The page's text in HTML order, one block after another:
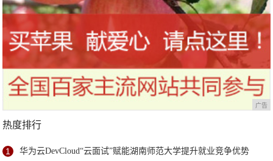
广告
热度排行
1 华为云DevCloud“云面试”赋能湖南师范大学提升就业竞争优势